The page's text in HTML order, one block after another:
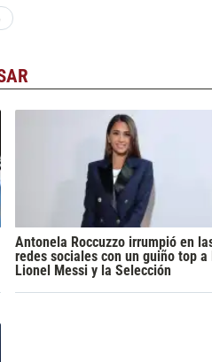
Antonela Roccuzzo irrumpió en
redes sociales con un guiño top a
Lionel Messi y la Selección